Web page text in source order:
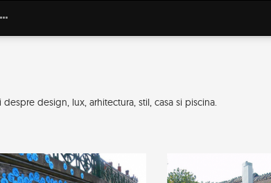
design, lux, arhitectura, stil, casa si piscina.